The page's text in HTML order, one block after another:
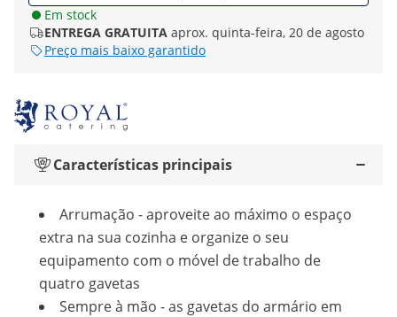
Em stock
ENTREGA GRATUITA aprox. quinta-feira, 20 de agosto
Preço mais baixo garantido
Características principais
Arrumação - aproveite ao máximo o espaço
extra na sua cozinha e organize o seu
equipamento com o móvel de trabalho de
quatro gavetas
Sempre à mão - as gavetas do armário em